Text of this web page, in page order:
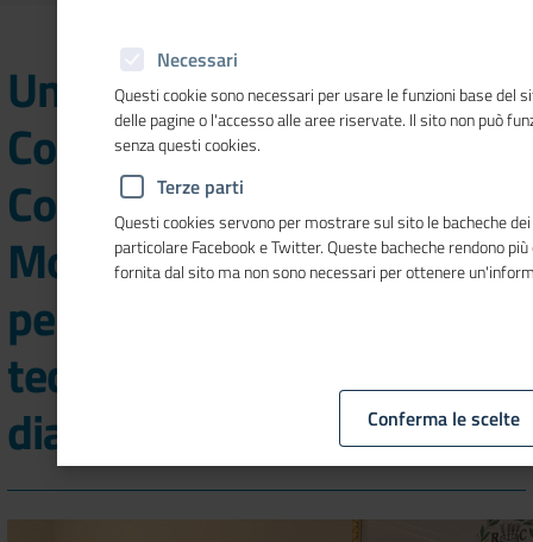
Unioncamere-
Confindustria Moda-
Confindustria Accessori
Moda: rinnovata l’intesa
per la formazione
tecnico‑professionale e il
dialogo scuola-imprese
Necessari
Questi cookie sono necessari per usare le funzioni base del
delle pagine o l'accesso alle aree riservate. Il sito non può
senza questi cookies.
Terze parti
Questi cookies servono per mostrare sul sito le bacheche
particolare Facebook e Twitter. Queste bacheche rendono
fornita dal sito ma non sono necessari per ottenere
Conferma le scelte